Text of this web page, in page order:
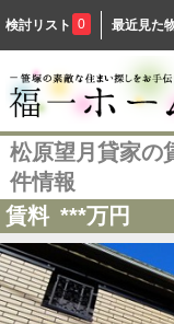
検討リスト 0 最近見た
松原望月貸家の
件情報
賃料 ***万円